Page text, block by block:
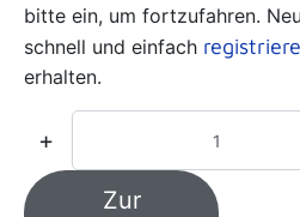
bitte ein, um fortzufahren.
schnell und einfach
erhalten.
+
Zur